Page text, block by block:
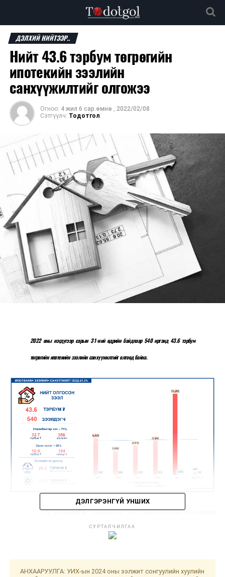
ДЭЛХИЙ НИЙТЭЭР..
Нийт 43.6 тэрбум төгрөгийн
ипотекийн зээлийн
санхүүжилтийг олгожээ
Огноо: 4 жил 6 сар.өмнө , 2022/02/08
Сэтгүүлч: Тодотгол
2022 оны нэгдүгээр сарын 31-ний өдрийн байдлаар 540 иргэнд 43.6 тэрбум
төгрөгийн ипотекийн зээлийн санхүүжилтийг олгоод байна.
Эх сурвалж: Барилга, хот байгуулалтын яам
ӨМНӨХ МЭДЭЭ
ДЭЛГЭРЭНГҮЙ УНШИХ
СУРТАЛЧИЛГАА
АНХААРУУЛГА: УИХ-ын 2024 оны ээлжит сонгуулийн хуулийн